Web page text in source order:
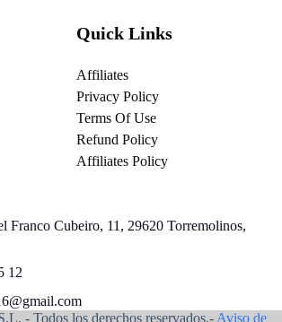
Quick Links
Affiliates
Privacy Policy
Terms Of Use
Refund Policy
Affiliates Policy
Franco Cubeiro, 11, 29620 Torremolinos,
12
- Todos los derechos reservados.- Aviso de